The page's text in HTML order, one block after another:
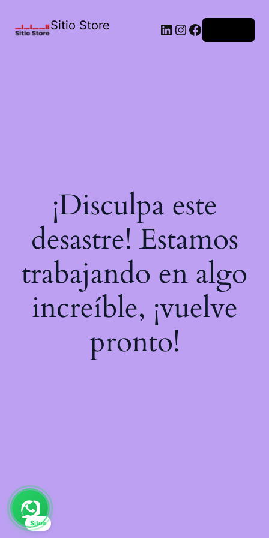
Sitio Store
¡Disculpa este
desastre! Estamos
trabajando en algo
increíble, ¡vuelve
pronto!
Sito